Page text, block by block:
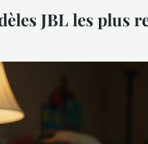
JBL les plus